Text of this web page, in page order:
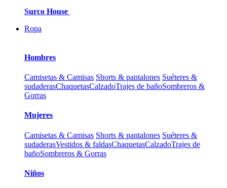
Surco House
Ropa
Hombres
Camisetas & Camisas Shorts & pantalones Suéteres &
sudaderasChaquetasCalzadoTrajes de bañoSombreros &
Gorras
Mujeres
Camisetas & Camisas Shorts & pantalones Suéteres &
sudaderasVestidos & faldasChaquetasCalzadoTrajes de
bañoSombreros & Gorras
Niños